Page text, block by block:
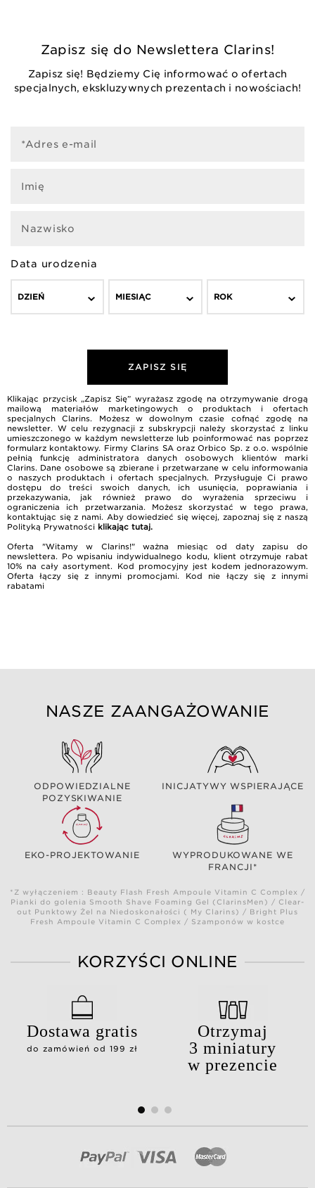
Zapisz się do Newslettera Clarins!
Zapisz się! Będziemy Cię informować o ofertach
specjalnych, ekskluzywnych prezentach i nowościach!
*Adres e-mail
Imię
Nazwisko
Data urodzenia
DZIEŃ MIESIĄC ROK
ZAPISZ SIĘ
Klikając przycisk „Zapisz Się” wyrażasz zgodę na otrzymywanie drogą
mailową materiałów marketingowych o produktach i ofertach
specjalnych Clarins. Możesz w dowolnym czasie cofnąć zgodę na
newsletter. W celu rezygnacji z subskrypcji należy skorzystać z linku
umieszczonego w każdym newsletterze lub poinformować nas poprzez
formularz kontaktowy. Firmy Clarins SA oraz Orbico Sp. z o.o. wspólnie
pełnią funkcję administratora danych osobowych klientów marki
Clarins. Dane osobowe są zbierane i przetwarzane w celu informowania
o naszych produktach i ofertach specjalnych. Przysługuje Ci prawo
dostępu do treści swoich danych, ich usunięcia, poprawiania i
przekazywania, jak również prawo do wyrażenia sprzeciwu i
ograniczenia ich przetwarzania. Możesz skorzystać w tego prawa,
kontaktując się z nami. Aby dowiedzieć się więcej, zapoznaj się z naszą
Polityką Prywatności klikając tutaj.
Oferta "Witamy w Clarins!" ważna miesiąc od daty zapisu do
newslettera. Po wpisaniu indywidualnego kodu, klient otrzymuje rabat
10% na cały asortyment. Kod promocyjny jest kodem jednorazowym.
Oferta łączy się z innymi promocjami. Kod nie łączy się z innymi
rabatami
NASZE ZAANGAŻOWANIE
ODPOWIEDZIALNE
POZYSKIWANIE
INICJATYWY WSPIERAJĄCE
EKO-PROJEKTOWANIE
WYPRODUKOWANE WE
FRANCJI*
*Z wyłączeniem : Beauty Flash Fresh Ampoule Vitamin C Complex /
Pianki do golenia Smooth Shave Foaming Gel (ClarinsMen) / Clear-
out Punktowy Żel na Niedoskonałości ( My Clarins) / Bright Plus
Fresh Ampoule Vitamin C Complex / Szamponów w kostce
KORZYŚCI ONLINE
Dostawa gratis
do zamówień od 199 zł
Otrzymaj
3 miniatury
w prezencie